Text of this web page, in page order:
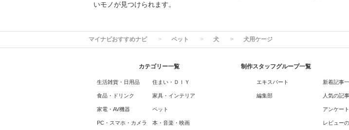
いモノが見つけられます。
マイナビおすすめナビ ペット 犬 犬用ケージ
カテゴリー一覧
生活雑貨・日用品
食品・ドリンク
家電・AV機器
PC・スマホ・カメラ
住まい・ＤＩＹ
家具・インテリア
ペット
本・音楽・映画
制作スタッフグループ一覧
エキスパート
編集部
新着記事
人気の記事
アンケー
レビュー